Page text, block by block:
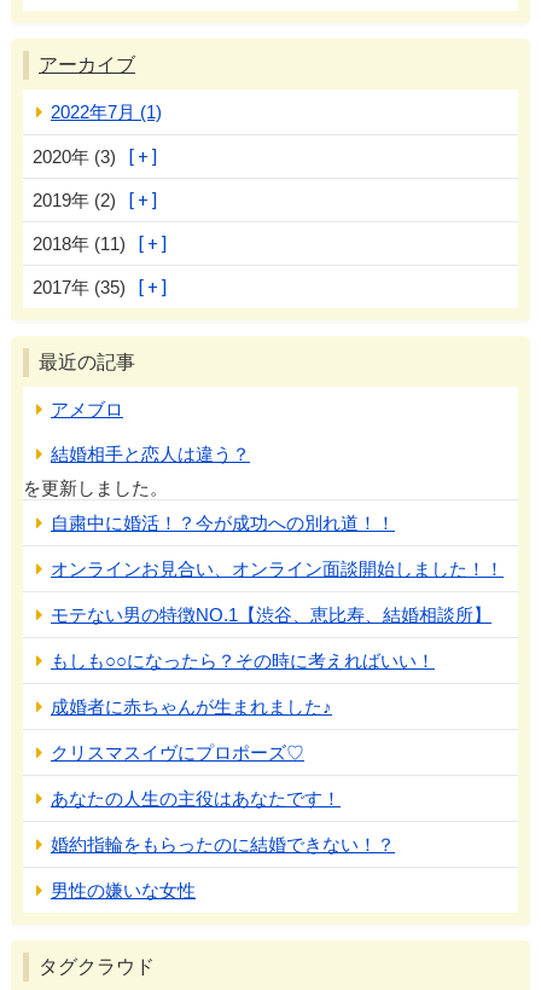
アーカイブ
2022年7月 (1)
2020年 (3)
2019年 (2)
2018年 (11)
2017年 (35)
最近の記事
アメブロ
結婚相手と恋人は違う？
を更新しました。
自粛中に婚活！？今が成功への別れ道！！
オンラインお見合い、オンライン面談開始しました！！
モテない男の特徴NO.1【渋谷、恵比寿、結婚相談所】
もしも○○になったら？その時に考えればいい！
成婚者に赤ちゃんが生まれました♪
クリスマスイヴにプロポーズ♡
あなたの人生の主役はあなたです！
婚約指輪をもらったのに結婚できない！？
男性の嫌いな女性
タグクラウド